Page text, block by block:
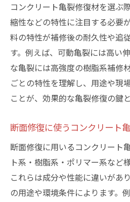
コンクリート亀裂修復材を選ぶ
縮性などの特性に注目する必要
料の特性が補修後の耐久性や追
す。例えば、可動亀裂には高い
な亀裂には高強度の樹脂系補修
ごとの特性を理解し、用途や現
ことが、効果的な亀裂修復の鍵
断面修復に使うコンクリート
断面修復に用いるコンクリート
ト系・樹脂系・ポリマー系など
これらは成分や性能に違いがあ
の用途や環境条件によります。